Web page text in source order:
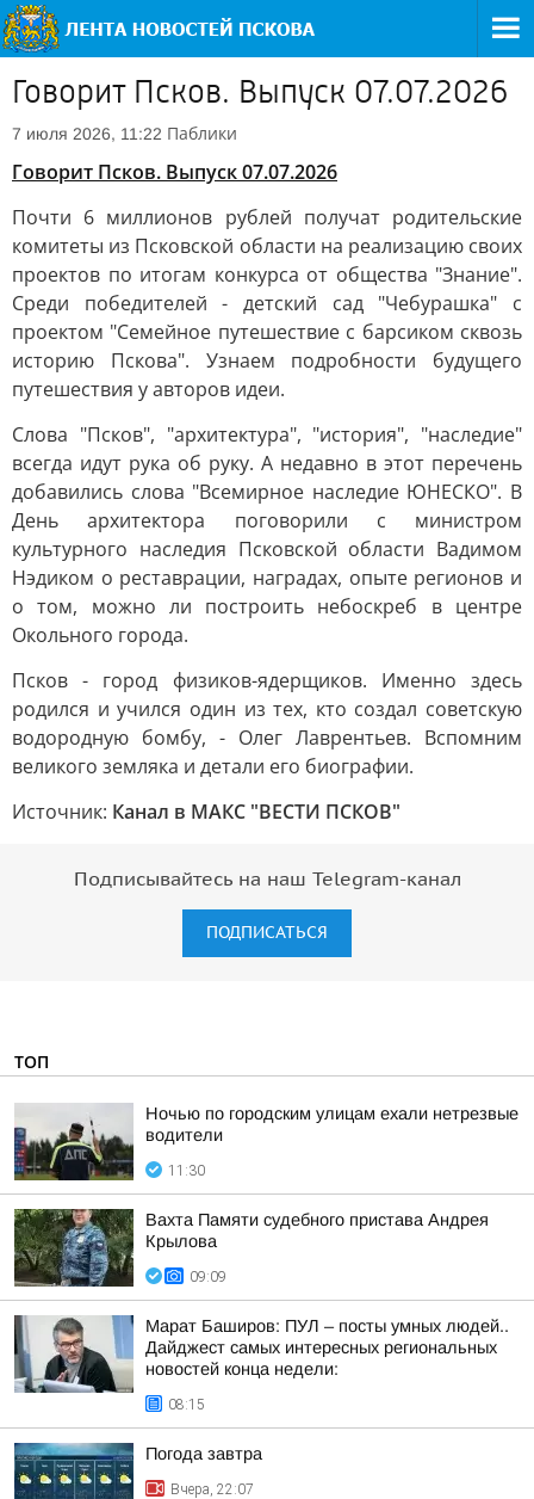
Говорит Псков. Выпуск 07.07.2026
7 июля 2026, 11:22 Паблики
Говорит Псков. Выпуск 07.07.2026
Почти 6 миллионов рублей получат родительские
комитеты из Псковской области на реализацию своих
проектов по итогам конкурса от общества "Знание".
Среди победителей - детский сад "Чебурашка" с
проектом "Семейное путешествие с барсиком сквозь
историю Пскова". Узнаем подробности будущего
путешествия у авторов идеи.
Слова "Псков", "архитектура", "история", "наследие"
всегда идут рука об руку. А недавно в этот перечень
добавились слова "Всемирное наследие ЮНЕСКО". В
День архитектора поговорили с министром
культурного наследия Псковской области Вадимом
Нэдиком о реставрации, наградах, опыте регионов и
о том, можно ли построить небоскреб в центре
Окольного города.
Псков - город физиков-ядерщиков. Именно здесь
родился и учился один из тех, кто создал советскую
водородную бомбу, - Олег Лаврентьев. Вспомним
великого земляка и детали его биографии.
Источник: Канал в МАКС "ВЕСТИ ПСКОВ"
Подписывайтесь на наш Telegram-канал
ПОДПИСАТЬСЯ
ТОП
Ночью по городским улицам ехали нетрезвые
водители
11:30
Вахта Памяти судебного пристава Андрея
Крылова
09:09
Марат Баширов: ПУЛ – посты умных людей..
Дайджест самых интересных региональных
новостей конца недели:
08:15
Погода завтра
Вчера, 22:07